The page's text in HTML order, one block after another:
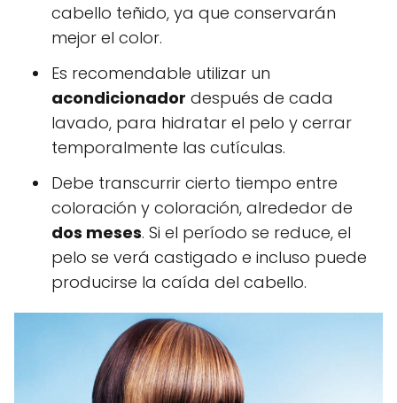
cabello teñido, ya que conservarán
mejor el color.
Es recomendable utilizar un
acondicionador después de cada
lavado, para hidratar el pelo y cerrar
temporalmente las cutículas.
Debe transcurrir cierto tiempo entre
coloración y coloración, alrededor de
dos meses. Si el período se reduce, el
pelo se verá castigado e incluso puede
producirse la caída del cabello.